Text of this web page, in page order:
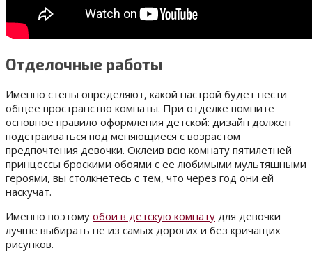
Отделочные работы
Именно стены определяют, какой настрой будет нести
общее пространство комнаты. При отделке помните
основное правило оформления детской: дизайн должен
подстраиваться под меняющиеся с возрастом
предпочтения девочки. Оклеив всю комнату пятилетней
принцессы броскими обоями с ее любимыми мультяшными
героями, вы столкнетесь с тем, что через год они ей
наскучат.
Именно поэтому обои в детскую комнату для девочки
лучше выбирать не из самых дорогих и без кричащих
рисунков.